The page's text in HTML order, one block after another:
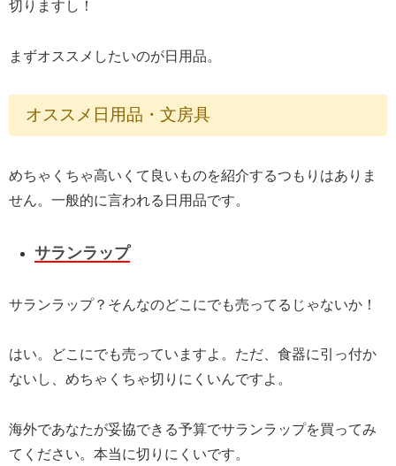
切りますし！
まずオススメしたいのが日用品。
オススメ日用品・文房具
めちゃくちゃ高いくて良いものを紹介するつもりはありま
せん。一般的に言われる日用品です。
サランラップ
サランラップ？そんなのどこにでも売ってるじゃないか！
はい。どこにでも売っていますよ。ただ、食器に引っ付か
ないし、めちゃくちゃ切りにくいんですよ。
海外であなたが妥協できる予算でサランラップを買ってみ
てください。本当に切りにくいです。